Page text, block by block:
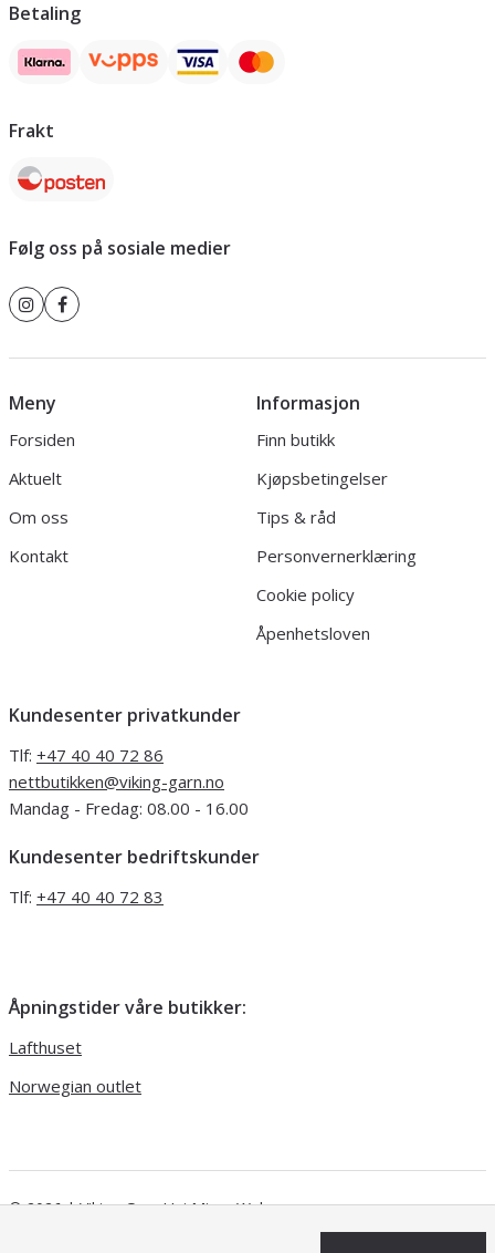
Betaling
Frakt
Følg oss på sosiale medier
Meny
Forsiden
Aktuelt
Om oss
Kontakt
Informasjon
Finn butikk
Kjøpsbetingelser
Tips & råd
Personvernerklæring
Cookie policy
Åpenhetsloven
Kundesenter privatkunder
Tlf: +47 40 40 72 86
nettbutikken@viking-garn.no
Mandag - Fredag: 08.00 - 16.00
Kundesenter bedriftskunder
Tlf: +47 40 40 72 83
Åpningstider våre butikker:
Lafthuset
Norwegian outlet
© 2026 | Viking Garn Uni Micro Web